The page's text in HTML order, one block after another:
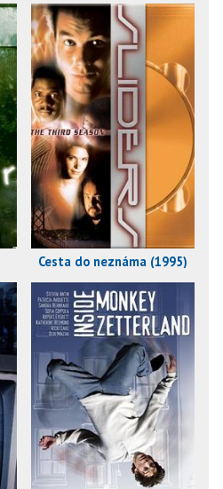
Cesta do neznáma (1995)